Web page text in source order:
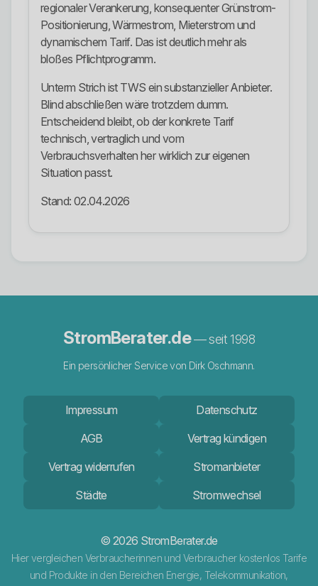
regionaler Verankerung, konsequenter Grünstrom-
Positionierung, Wärmestrom, Mieterstrom und
dynamischem Tarif. Das ist deutlich mehr als
bloßes Pflichtprogramm.
Unterm Strich ist TWS ein substanzieller Anbieter.
Blind abschließen wäre trotzdem dumm.
Entscheidend bleibt, ob der konkrete Tarif
technisch, vertraglich und vom
Verbrauchsverhalten her wirklich zur eigenen
Situation passt.
Stand: 02.04.2026
StromBerater.de— seit 1998
Ein persönlicher Service von Dirk Oschmann.
Impressum
Datenschutz
AGB
Vertrag kündigen
Vertrag widerrufen
Stromanbieter
Städte
Stromwechsel
© 2026 StromBerater.de
Hier vergleichen Verbraucherinnen und Verbraucher kostenlos Tarife
und Produkte in den Bereichen Energie, Telekommunikation,